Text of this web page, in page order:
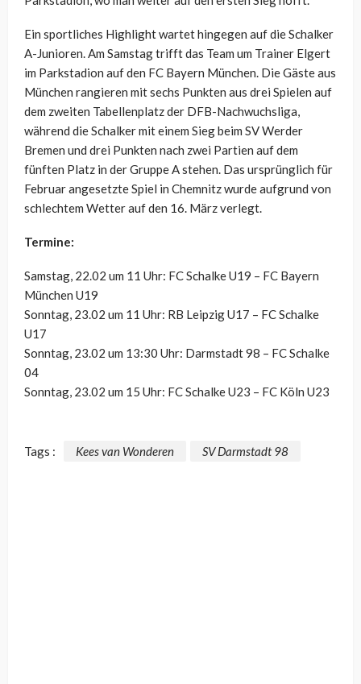
Ein sportliches Highlight wartet hingegen auf die Schalker
A-Junioren. Am Samstag trifft das Team um Trainer Elgert
im Parkstadion auf den FC Bayern München. Die Gäste aus
München rangieren mit sechs Punkten aus drei Spielen auf
dem zweiten Tabellenplatz der DFB-Nachwuchsliga,
während die Schalker mit einem Sieg beim SV Werder
Bremen und drei Punkten nach zwei Partien auf dem
fünften Platz in der Gruppe A stehen. Das ursprünglich für
Februar angesetzte Spiel in Chemnitz wurde aufgrund von
schlechtem Wetter auf den 16. März verlegt.
Termine:
Samstag, 22.02 um 11 Uhr: FC Schalke U19 – FC Bayern
München U19
Sonntag, 23.02 um 11 Uhr: RB Leipzig U17 – FC Schalke
U17
Sonntag, 23.02 um 13:30 Uhr: Darmstadt 98 – FC Schalke
04
Sonntag, 23.02 um 15 Uhr: FC Schalke U23 – FC Köln U23
Tags : Kees van Wonderen SV Darmstadt 98